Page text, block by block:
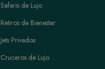
Safaris de Lujo
Retiros de Bienestar
Jets Privados
Cruceros de Lujo